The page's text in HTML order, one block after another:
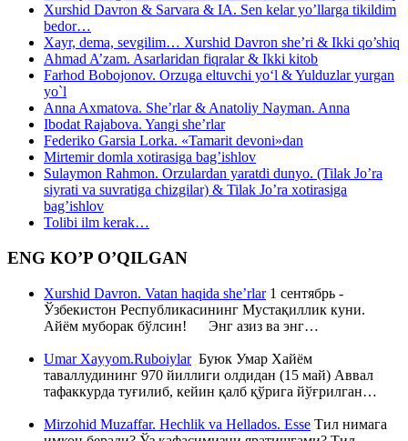
Xurshid Davron & Sarvara & IA. Sen kelar yo’llarga tikildim
bedor…
Xayr, dema, sevgilim… Xurshid Davron she’ri & Ikki qo’shiq
Ahmad A’zam. Asarlaridan fiqralar & Ikki kitob
Farhod Bobojonov. Orzuga eltuvchi yo‘l & Yulduzlar yurgan
yo`l
Anna Axmatova. She’rlar & Anatoliy Nayman. Anna
Ibodat Rajabova. Yangi she’rlar
Federiko Garsia Lorka. «Tamarit devoni»dan
Mirtemir domla xotirasiga bag’ishlov
Sulaymon Rahmon. Orzulardan yaratdi dunyo. (Tilak Jo’ra
siyrati va suvratiga chizgilar) & Tilak Jo’ra xotirasiga
bag’ishlov
Tolibi ilm kerak…
ENG KO’P O’QILGAN
Xurshid Davron. Vatan haqida she’rlar1 сентябрь -
Ўзбекистон Республикасининг Мустақиллик куни.
Айём муборак бўлсин! Энг азиз ва энг…
Umar Xayyom.RuboiylarБуюк Умар Хайём
таваллудининг 970 йиллиги олдидан (15 май) Аввал
тафаккурда туғилиб, кейин қалб қўрига йўғрилган…
Mirzohid Muzaffar. Hechlik va Hellados. Esse Тил нимага